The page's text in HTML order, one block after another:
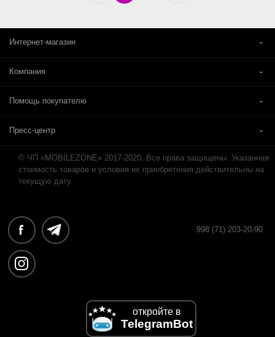
Интернет-магазин
Компания
Помощь покупателю
Пресс-центр
© ЧП «MOBILEZONE» 2017-2020. Все права защищены. Указанная
стоимость товаров и условия их приобретения действительны на
текущую дату.
998 (71) 203-20-90
откройте в
TelegramBot